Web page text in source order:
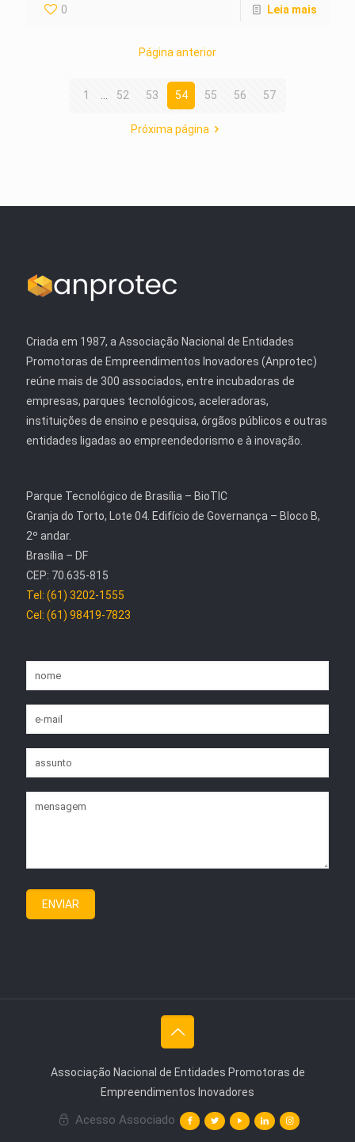
0 Leia mais
Página anterior
1 52 53 54 55 56 57
Próxima página
Criada em 1987, a Associação Nacional de Entidades
Promotoras de Empreendimentos Inovadores (Anprotec)
reúne mais de 300 associados, entre incubadoras de
empresas, parques tecnológicos, aceleradoras,
instituições de ensino e pesquisa, órgãos públicos e outras
entidades ligadas ao empreendedorismo e à inovação.
Parque Tecnológico de Brasília – BioTIC
Granja do Torto, Lote 04. Edifício de Governança – Bloco B,
2º andar.
Brasília – DF
CEP: 70.635-815
Tel: (61) 3202-1555
Cel: (61) 98419-7823
Associação Nacional de Entidades Promotoras de
Empreendimentos Inovadores
Acesso Associado